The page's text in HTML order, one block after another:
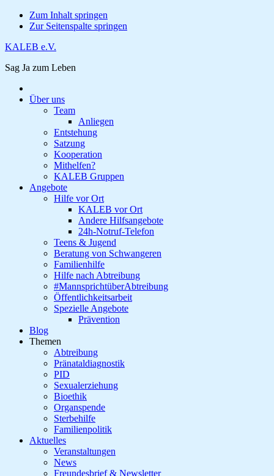
Zum Inhalt springen
Zur Seitenspalte springen
KALEB e.V.
Sag Ja zum Leben
Über uns
Team
Anliegen
Entstehung
Satzung
Kooperation
Mithelfen?
KALEB Gruppen
Angebote
Hilfe vor Ort
KALEB vor Ort
Andere Hilfsangebote
24h-Notruf-Telefon
Teens & Jugend
Beratung von Schwangeren
Familienhilfe
Hilfe nach Abtreibung
#MannsprichtüberAbtreibung
Öffentlichkeitsarbeit
Spezielle Angebote
Prävention
Blog
Themen
Abtreibung
Pränataldiagnostik
PID
Sexualerziehung
Bioethik
Organspende
Sterbehilfe
Familienpolitik
Aktuelles
Veranstaltungen
News
Freundesbrief & Newsletter